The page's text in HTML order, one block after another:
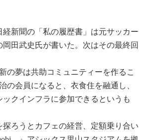
新聞の「私の履歴書」は元サッカー
岡田武史氏が書いた。次はその最終回
の夢は共助コミュニティーを作るこ
の会員になると、衣食住を融通し、
ックインフラに参加できるというも
ろうとカフェの経営、定額乗り合い